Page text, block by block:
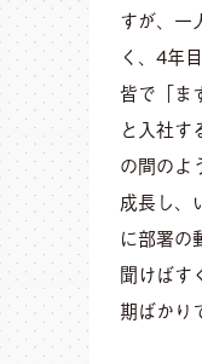
すが、一
く、4年
皆で「ま
と入社す
の間のよ
成長し、
に部署の
聞けばす
期ばかり